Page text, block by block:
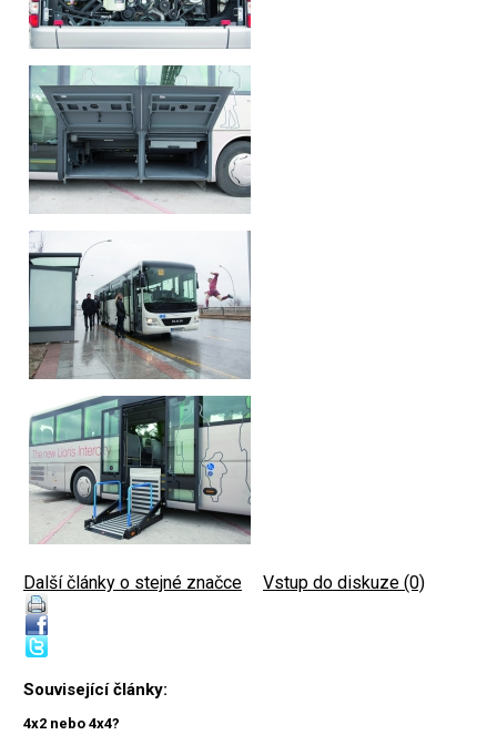
Další články o stejné značce Vstup do diskuze (0)
Související články:
4x2 nebo 4x4?